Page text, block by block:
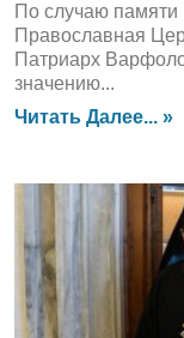
По случаю памяти
Православная
Патриарх
значению...
Читать Далее... »
ЛЕНТА